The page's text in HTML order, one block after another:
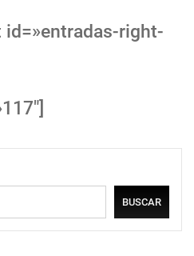
id=»entradas-right-
BUSCAR